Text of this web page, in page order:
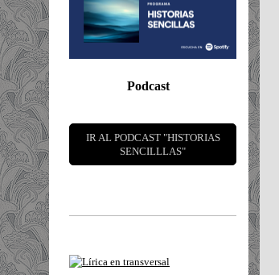
Podcast
IR AL PODCAST "HISTORIAS
SENCILLLAS"